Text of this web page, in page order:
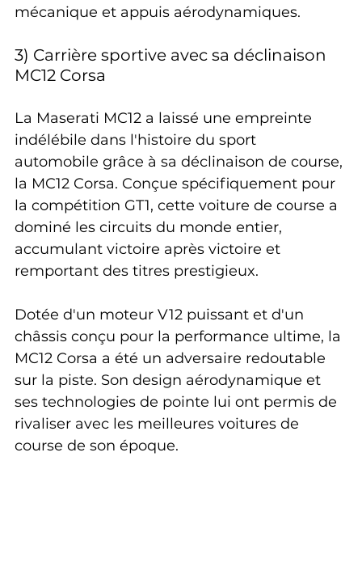
mécanique et appuis aérodynamiques.
3) Carrière sportive avec sa déclinaison
MC12 Corsa
La Maserati MC12 a laissé une empreinte
indélébile dans l'histoire du sport
automobile grâce à sa déclinaison de course,
la MC12 Corsa. Conçue spécifiquement pour
la compétition GT1, cette voiture de course a
dominé les circuits du monde entier,
accumulant victoire après victoire et
remportant des titres prestigieux.
Dotée d'un moteur V12 puissant et d'un
châssis conçu pour la performance ultime, la
MC12 Corsa a été un adversaire redoutable
sur la piste. Son design aérodynamique et
ses technologies de pointe lui ont permis de
rivaliser avec les meilleures voitures de
course de son époque.